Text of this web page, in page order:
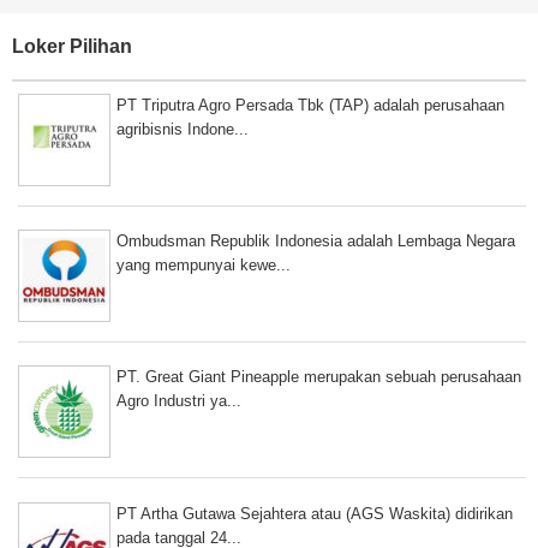
Loker Pilihan
PT Triputra Agro Persada Tbk (TAP) adalah perusahaan
agribisnis Indone...
Ombudsman Republik Indonesia adalah Lembaga Negara
yang mempunyai kewe...
PT. Great Giant Pineapple merupakan sebuah perusahaan
Agro Industri ya...
PT Artha Gutawa Sejahtera atau (AGS Waskita) didirikan
pada tanggal 24...